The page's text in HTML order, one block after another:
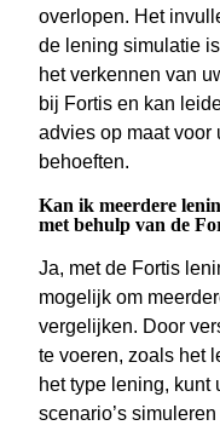
overlopen. Het
de lening simulatie
het verkennen van
bij Fortis en kan
advies op maat
behoeften.
Kan ik meerdere
met behulp van de
Ja, met de Fortis
mogelijk om
vergelijken. Door
te voeren, zoals het
het type lening, kunt
scenario’s